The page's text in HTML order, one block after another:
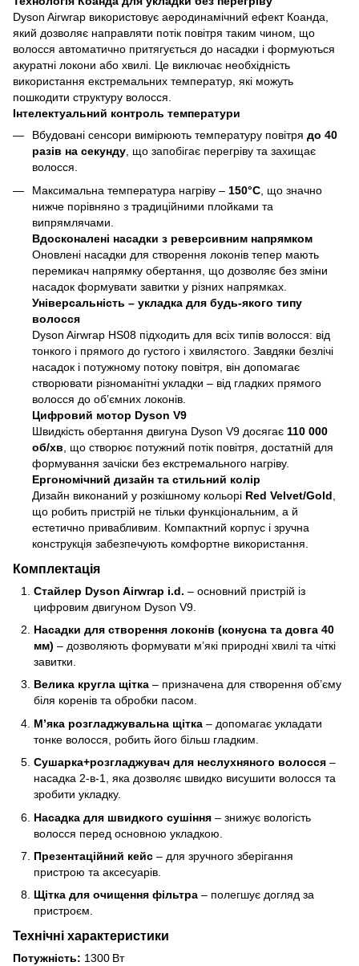
Dyson Airwrap використовує аеродинамічний ефект Коанда,
який дозволяє направляти потік повітря таким чином, що
волосся автоматично притягується до насадки і формуються
акуратні локони або хвилі. Це виключає необхідність
використання екстремальних температур, які можуть
пошкодити структуру волосся.
Інтелектуальний контроль температури
Вбудовані сенсори вимірюють температуру повітря до 40
разів на секунду, що запобігає перегріву та захищає
волосся.
Максимальна температура нагріву – 150°C , що значно
нижче порівняно з традиційними плойками та
випрямлячами.
Вдосконалені насадки з реверсивним напрямком
Оновлені насадки для створення локонів тепер мають
перемикач напрямку обертання, що дозволяє без зміни
насадок формувати завитки у різних напрямках.
Універсальність – укладка для будь-якого типу
волосся
Dyson Airwrap HS08 підходить для всіх типів волосся: від
тонкого і прямого до густого і хвилястого. Завдяки безлічі
насадок і потужному потоку повітря, він допомагає
створювати різноманітні укладки – від гладких прямого
волосся до об’ємних локонів.
Цифровий мотор Dyson V9
Швидкість обертання двигуна Dyson V9 досягає 110 000
об/хв , що створює потужний потік повітря, достатній для
формування зачіски без екстремального нагріву.
Ергономічний дизайн та стильний колір
Дизайн виконаний у розкішному кольорі Red Velvet/Gold
що робить пристрій не тільки функціональним, а й
естетично привабливим. Компактний корпус і зручна
конструкція забезпечують комфортне використання.
Комплектація
Стайлер Dyson Airwrap i.d. – основний пристрій із
цифровим двигуном Dyson V9.
Насадки для створення локонів (конусна та довга 40
мм) – дозволяють формувати м’які природні хвилі та чіткі
завитки.
Велика кругла щітка – призначена для створення об’єму
біля коренів та обробки пасом.
М’яка розгладжувальна щітка – допомагає укладати
тонке волосся, робить його більш гладким.
Сушарка+розгладжувач для неслухняного волосся –
насадка 2-в-1, яка дозволяє швидко висушити волосся та
зробити укладку.
Насадка для швидкого сушіння – знижує вологість
волосся перед основною укладкою.
Презентаційний кейс – для зручного зберігання
пристрою та аксесуарів.
Щітка для очищення фільтра – полегшує догляд за
пристроєм.
Технічні характеристики
Потужність: 1300 Вт